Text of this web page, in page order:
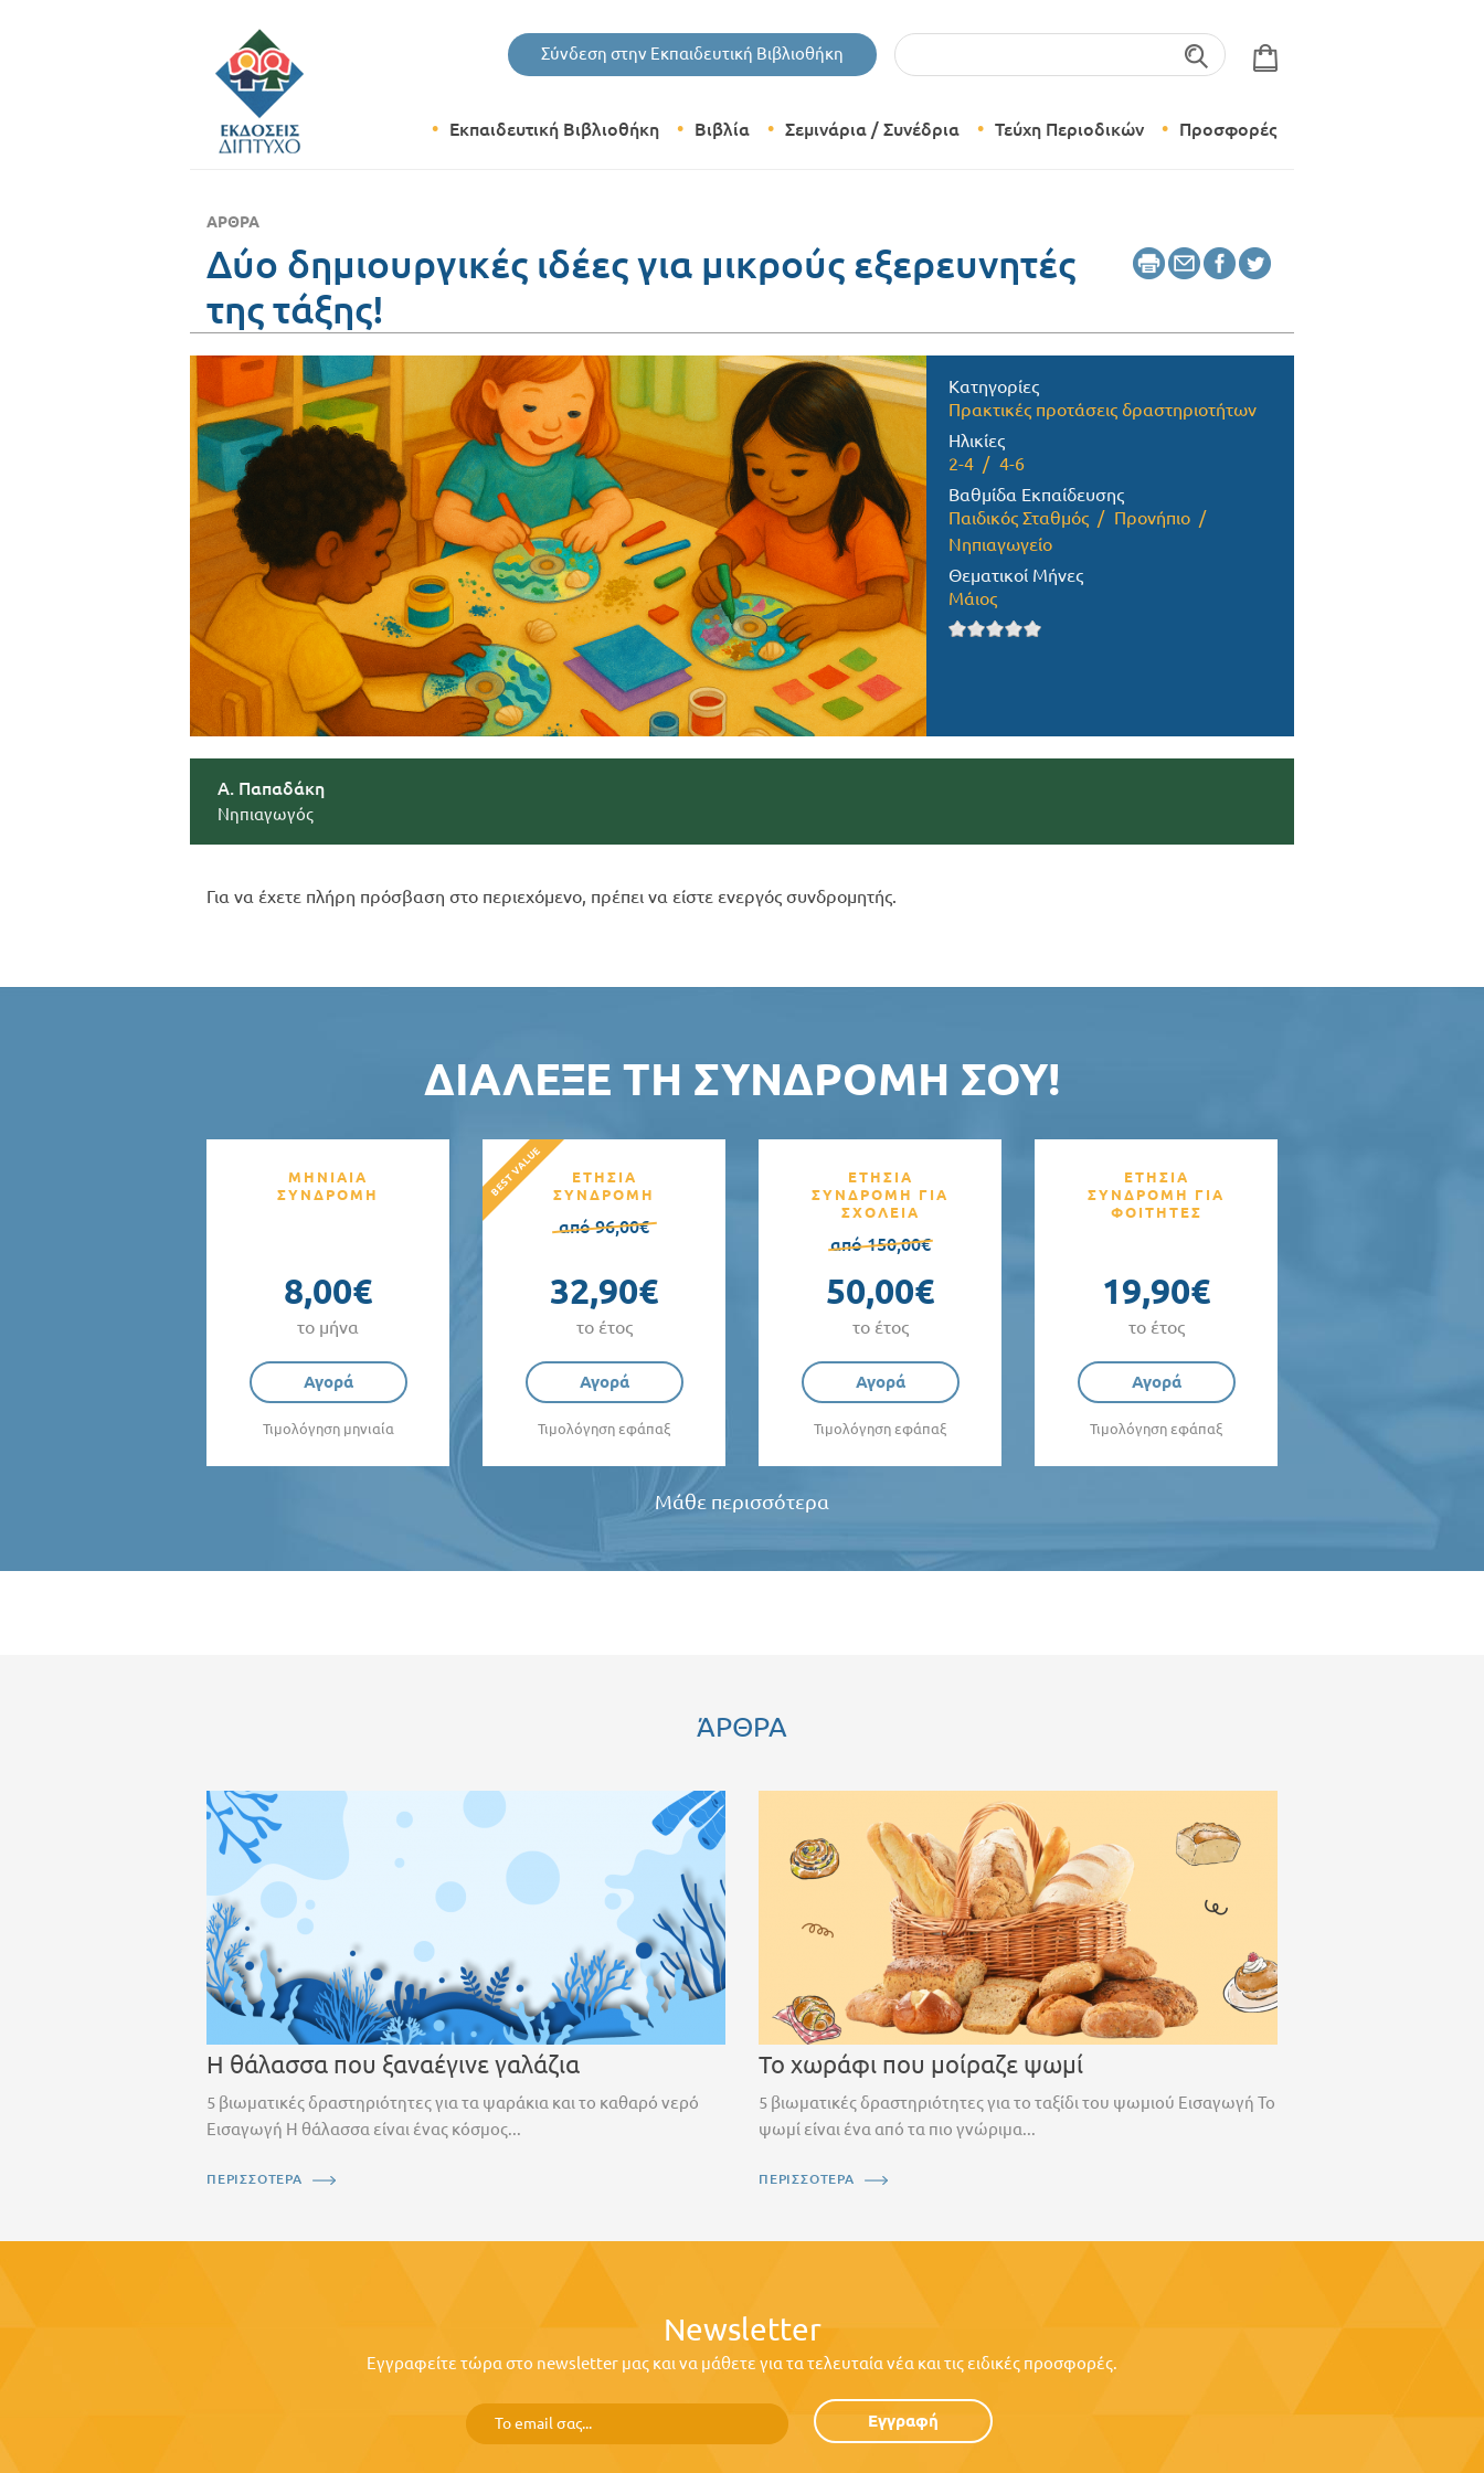
Σύνδεση στην Εκπαιδευτική Βιβλιοθήκη
Εκπαιδευτική Βιβλιοθήκη Βιβλία
Εκδόσεις Δίπτυχο
Σεμινάρια / Συνέδρια Τεύχη Περιοδικών
Δημιουργικό Εργαστήρι
Προσφορές
ΆΡΘΡΑ
Δύο δημιουργικές ιδέες για μικρούς εξερευνητές
της τάξης!
Κατηγορίες
Πρακτικές προτάσεις δραστηριοτήτων
Ηλικίες
2-4
4-6
Βαθμίδα Εκπαίδευσης
Παιδικός Σταθμός
Προνήπιο
Νηπιαγωγείο
Θεματικοί Μήνες
Μάιος
Α. Παπαδάκη
Νηπιαγωγός
Για να έχετε πλήρη πρόσβαση στο περιεχόμενο, πρέπει να είστε ενεργός συνδρομητής.
ΔΙΆΛΕΞΕ ΤΗ ΣΥΝΔΡΟΜΉ ΣΟΥ!
ΜΗΝΙΑΙΑ
ΣΥΝΔΡΟΜΗ
8,00€
το μήνα
Αγορά
Τιμολόγηση μηνιαία
ΕΤΗΣΙΑ
ΣΥΝΔΡΟΜΗ
από 96,00€
32,90€
το έτος
Αγορά
Τιμολόγηση εφάπαξ
ΕΤΗΣΙΑ
ΣΥΝΔΡΟΜΗ ΓΙΑ
ΣΧΟΛΕΙΑ
από 150,00€
50,00€
το έτος
Αγορά
Τιμολόγηση εφάπαξ
ΕΤΗΣΙΑ
ΣΥΝΔΡΟΜΗ ΓΙΑ
ΦΟΙΤΗΤΕΣ
19,90€
το έτος
Αγορά
Τιμολόγηση εφάπαξ
Μάθε περισσότερα
ΆΡΘΡΑ
Η θάλασσα που ξαναέγινε γαλάζια
5 βιωματικές δραστηριότητες για τα ψαράκια και το καθαρό νερό
Εισαγωγή Η θάλασσα είναι ένας κόσμος...
ΠΕΡΙΣΣΟΤΕΡΑ
Το χωράφι που μοίραζε ψωμί
5 βιωματικές δραστηριότητες για το ταξίδι του ψωμιού Εισαγωγή Το
ψωμί είναι ένα από τα πιο γνώριμα...
ΠΕΡΙΣΣΟΤΕΡΑ
Newsletter
Εγγραφείτε τώρα στο newsletter μας και να μάθετε για τα τελευταία νέα και τις ειδικές προσφορές.
Εγγραφή